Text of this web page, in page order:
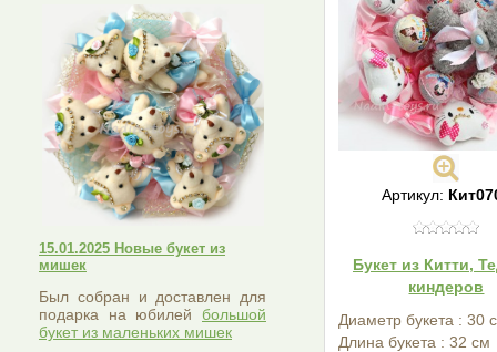
15.01.2025 Новые букет из
мишек
Был собран и доставлен для
подарка на юбилей большой
букет из маленьких мишек
Артикул:
Букет из Китти,
киндеров
Диаметр букета : 30
Длина букета : 32 см